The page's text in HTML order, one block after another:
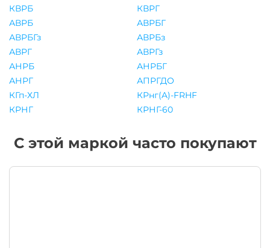
КВРБ
КВРГ
АВРБ
АВРБГ
АВРБГз
АВРБз
АВРГ
АВРГз
АНРБ
АНРБГ
АНРГ
АПРГДО
КГп-ХЛ
КРнг(A)-FRHF
КРНГ
КРНГ-60
С этой маркой часто покупают